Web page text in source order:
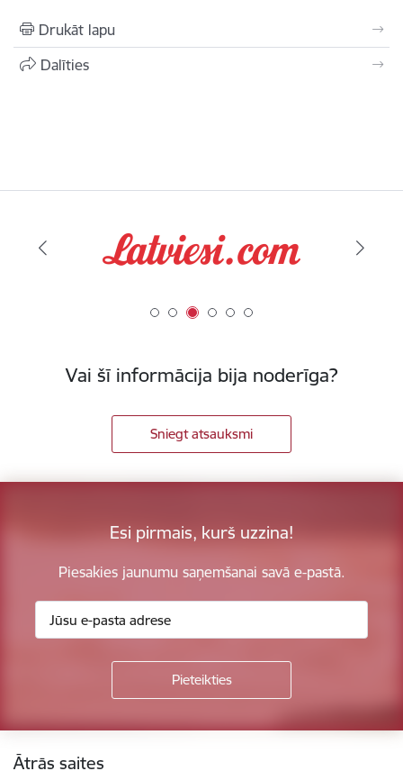
Drukāt lapu
Dalīties
Vai šī informācija bija noderīga?
Sniegt atsauksmi
Esi pirmais, kurš uzzina!
Piesakies jaunumu saņemšanai savā e-pastā.
Ātrās saites